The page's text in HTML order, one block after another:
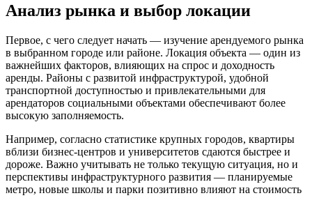
Анализ рынка и выбор локации
Первое, с чего следует начать — изучение арендуемого рынка
в выбранном городе или районе. Локация объекта — один из
важнейших факторов, влияющих на спрос и доходность
аренды. Районы с развитой инфраструктурой, удобной
транспортной доступностью и привлекательными для
арендаторов социальными объектами обеспечивают более
высокую заполняемость.
Например, согласно статистике крупных городов, квартиры
вблизи бизнес-центров и университетов сдаются быстрее и
дороже. Важно учитывать не только текущую ситуация, но и
перспективы инфраструктурного развития — планируемые
метро, новые школы и парки позитивно влияют на стоимость